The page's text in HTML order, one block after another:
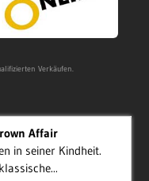
Verkäufen.
Affair
in seiner Kindheit.